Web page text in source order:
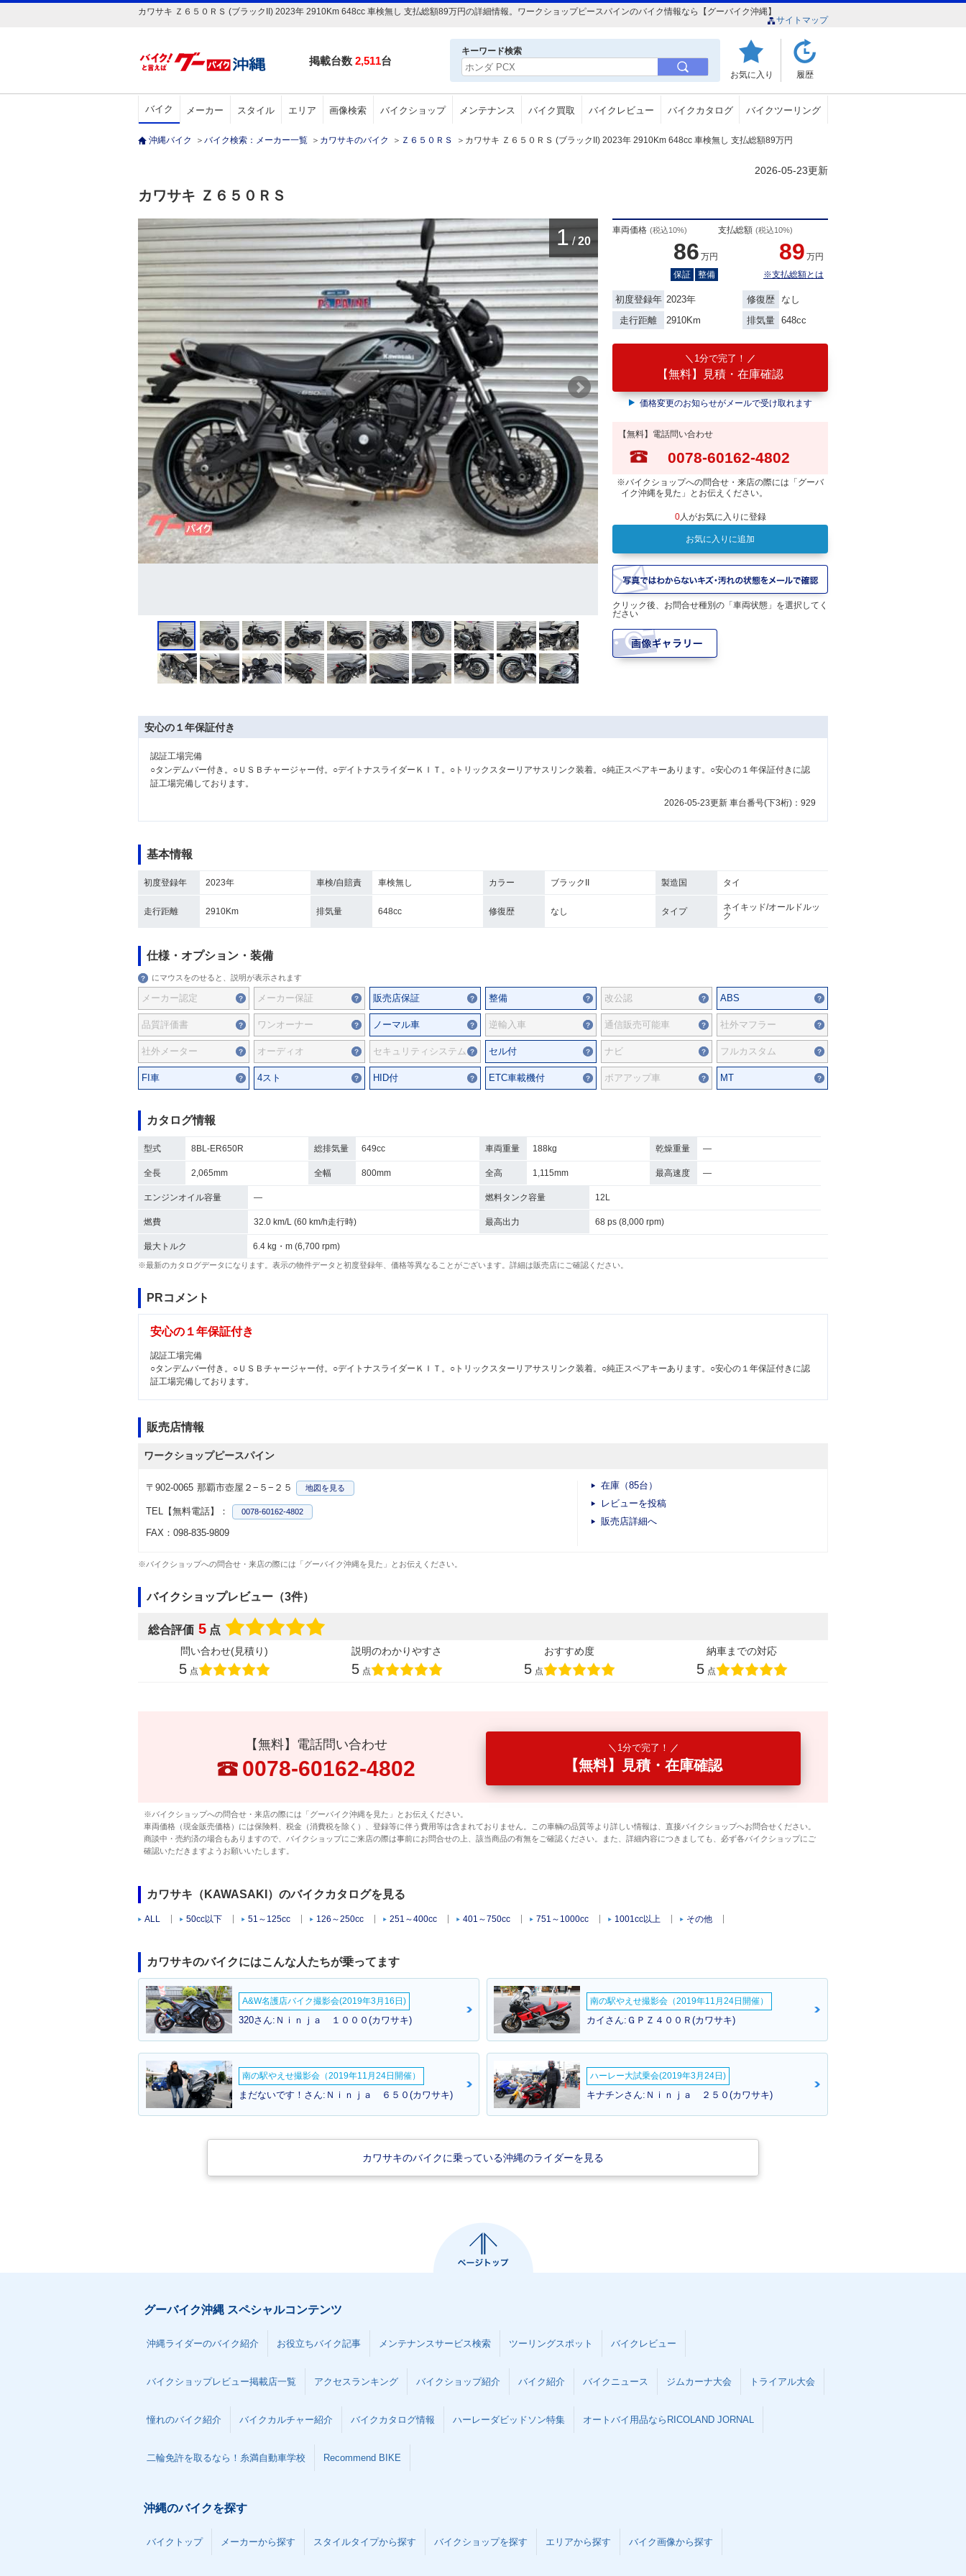
カワサキ Ｚ６５０ＲＳ (ブラックII) 2023年 2910Km 648cc 車検無し 支払総額89万円の詳細情報。ワークショップピースパインのバイク情報なら【グーバイク沖縄】
サイトマップ
掲載台数 2,511台
キーワード検索
お気に入り 履歴
バイク メーカー スタイル エリア 画像検索 バイクショップ メンテナンス バイク買取 バイクレビュー バイクカタログ バイクツーリング
沖縄バイク ＞ バイク検索：メーカー一覧 ＞ カワサキのバイク ＞ Ｚ６５０ＲＳ ＞ カワサキ Ｚ６５０ＲＳ (ブラックII) 2023年 2910Km 648cc 車検無し 支払総額89万円
2026-05-23更新
カワサキ Ｚ６５０ＲＳ
1 / 20
車両価格 (税込10%)
86 万円
保証
整備
支払総額 (税込10%)
89 万円
※支払総額とは
初度登録年 2023年 修復歴
なし
走行距離
2910Km 排気量 648cc
1分で完了！
【無料】見積・在庫確認
価格変更のお知らせがメールで受け取れます
【無料】電話問い合わせ
0078-60162-4802
※バイクショップへの問合せ・来店の際には「グーバ
イク沖縄を見た」とお伝えください。
0人がお気に入りに登録
お気に入りに追加
クリック後、お問合せ種別の「車両状態」を選択してく
ださい
安心の１年保証付き
認証工場完備
○タンデムバー付き。○ＵＳＢチャージャー付。○デイトナスライダーＫＩＴ。○トリックスターリアサスリンク装着。○純正スペアキーあります。○安心の１年保証付きに認
証工場完備しております。
2026-05-23更新 車台番号(下3桁)：929
基本情報
初度登録年 2023年 車検/自賠責 車検無し カラー ブラックII 製造国 タイ
走行距離 2910Km 排気量 648cc 修復歴 なし タイプ
ネイキッド/オールドルッ
ク
仕様・オプション・装備
にマウスをのせると、説明が表示されます
メーカー認定 メーカー保証 販売店保証 整備 改公認 ABS
品質評価書 ワンオーナー ノーマル車 逆輸入車 通信販売可能車 社外マフラー
社外メーター オーディオ セキュリティシステム セル付 ナビ フルカスタム
FI車 4スト HID付 ETC車載機付 ボアアップ車 MT
カタログ情報
型式 8BL-ER650R 総排気量 649cc 車両重量 188kg 乾燥重量 ―
全長 2,065mm 全幅 800mm 全高 1,115mm 最高速度 ―
エンジンオイル容量 ― 燃料タンク容量 12L
燃費 32.0 km/L (60 km/h走行時) 最高出力 68 ps (8,000 rpm)
最大トルク 6.4 kg・m (6,700 rpm)
※最新のカタログデータになります。表示の物件データと初度登録年、価格等異なることがございます。詳細は販売店にご確認ください。
PRコメント
安心の１年保証付き
認証工場完備
○タンデムバー付き。○ＵＳＢチャージャー付。○デイトナスライダーＫＩＴ。○トリックスターリアサスリンク装着。○純正スペアキーあります。○安心の１年保証付きに認
証工場完備しております。
販売店情報
ワークショップピースパイン
〒902-0065 那覇市壺屋２−５−２５ 地図を見る
TEL【無料電話】： 0078-60162-4802
FAX：098-835-9809
在庫（85台）
レビューを投稿
販売店詳細へ
※バイクショップへの問合せ・来店の際には「グーバイク沖縄を見た」とお伝えください。
バイクショップレビュー（3件）
総合評価 5 点
問い合わせ(見積り)
5 点
説明のわかりやすさ
5 点
おすすめ度
5 点
納車までの対応
5 点
【無料】電話問い合わせ
0078-60162-4802
1分で完了！
【無料】見積・在庫確認
※バイクショップへの問合せ・来店の際には「グーバイク沖縄を見た」とお伝えください。
車両価格（現金販売価格）には保険料、税金（消費税を除く）、登録等に伴う費用等は含まれておりません。この車輌の品質等より詳しい情報は、直接バイクショップへお問合せください。
商談中・売約済の場合もありますので、バイクショップにご来店の際は事前にお問合せの上、該当商品の有無をご確認ください。また、詳細内容につきましても、必ず各バイクショップにご
確認いただきますようお願いいたします。
カワサキ（KAWASAKI）のバイクカタログを見る
ALL 50cc以下 51～125cc 126～250cc 251～400cc 401～750cc 751～1000cc 1001cc以上 その他
カワサキのバイクにはこんな人たちが乗ってます
A&W名護店バイク撮影会(2019年3月16日)
320さん:Ｎｉｎｊａ １０００(カワサキ)
南の駅やえせ撮影会（2019年11月24日開催）
カイさん:ＧＰＺ４００Ｒ(カワサキ)
南の駅やえせ撮影会（2019年11月24日開催）
まだないです！さん:Ｎｉｎｊａ ６５０(カワサキ)
ハーレー大試乗会(2019年3月24日)
キナチンさん:Ｎｉｎｊａ ２５０(カワサキ)
カワサキのバイクに乗っている沖縄のライダーを見る
グーバイク沖縄 スペシャルコンテンツ
沖縄ライダーのバイク紹介 お役立ちバイク記事 メンテナンスサービス検索 ツーリングスポット バイクレビュー
バイクショップレビュー掲載店一覧 アクセスランキング バイクショップ紹介 バイク紹介 バイクニュース ジムカーナ大会 トライアル大会
憧れのバイク紹介 バイクカルチャー紹介 バイクカタログ情報 ハーレーダビッドソン特集 オートバイ用品ならRICOLAND JORNAL
二輪免許を取るなら！糸満自動車学校 Recommend BIKE
沖縄のバイクを探す
バイクトップ メーカーから探す スタイルタイプから探す バイクショップを探す エリアから探す バイク画像から探す